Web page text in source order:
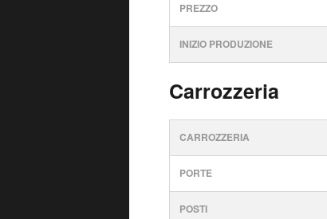
PREZZO
INIZIO PRODUZIONE
Carrozzeria
CARROZZERIA
PORTE
POSTI